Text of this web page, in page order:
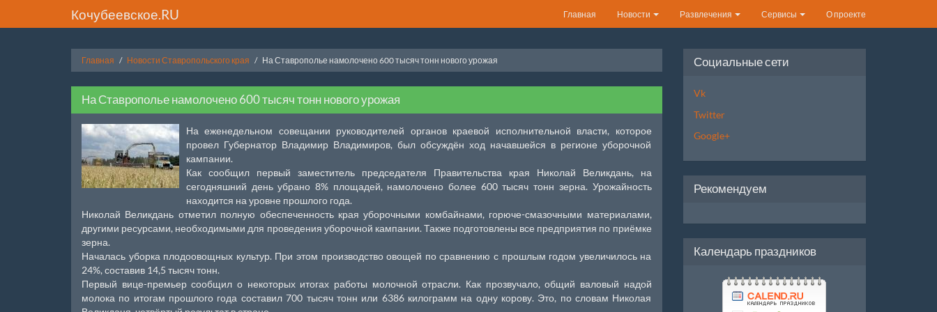
Кочубеевское.RU Главная Новости Развлечения Сервисы О проекте
Главная Новости Ставропольского края На Ставрополье намолочено 600 тысяч тонн нового урожая
На Ставрополье намолочено 600 тысяч тонн нового урожая
На еженедельном совещании руководителей органов краевой исполнительной власти, которое
провел Губернатор Владимир Владимиров, был обсуждён ход начавшейся в регионе уборочной
кампании.
Как сообщил первый заместитель председателя Правительства края Николай Великдань, на
сегодняшний день убрано 8% площадей, намолочено более 600 тысяч тонн зерна. Урожайность
находится на уровне прошлого года.
Николай Великдань отметил полную обеспеченность края уборочными комбайнами, горюче-смазочными материалами,
другими ресурсами, необходимыми для проведения уборочной кампании. Также подготовлены все предприятия по приёмке
зерна.
Началась уборка плодоовощных культур. При этом производство овощей по сравнению с прошлым годом увеличилось на
24%, составив 14,5 тысяч тонн.
Первый вице-премьер сообщил о некоторых итогах работы молочной отрасли. Как прозвучало, общий валовый надой
молока по итогам прошлого года составил 700 тысяч тонн или 6386 килограмм на одну корову. Это, по словам Николая
Социальные сети
Vk
Twitter
Google+
Рекомендуем
Календарь праздников